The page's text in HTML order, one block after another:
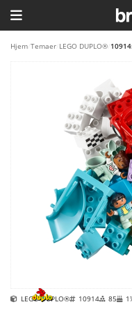
HJEM
LEGO FAVORITTER
Hjem Temaer LEGO DUPLO®
LEGO DUPLO® 10914 85